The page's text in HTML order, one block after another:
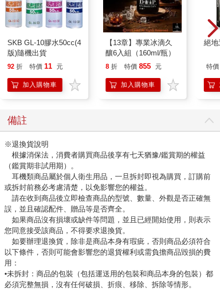
SKB GL-10膠水50cc(4
版)隨機出貨
92 折 特價 11 元
加入購物車
【13章】專業冰滴久
釀6入組（160ml/瓶）
8 折 特價 855 元
加入購物車
絕
特價
備註
※退換貨說明
根據消保法，消費者購買商品後享有七天猶豫/鑑賞期的權益
（鑑賞期非試用期）。
耳機類商品屬於個人衛生用品，一旦拆封即視為購買，訂購前
或拆封前務必考慮清楚，以免影響您的權益。
請在收到商品後立即檢查商品的型號、數量、外觀是否正確無
誤，並且確認配件、贈品等是否齊全。
如果商品沒有損壞或缺件等問題，並且已經開始使用，則表示
您同意接受該商品，不得要求退換貨。
如要辦理退換貨，除非是商品本身有瑕疵，否則商品必須符合
以下條件，否則可能會影響您的退貨權利或需負擔商品毀損的費
用：
•未拆封：商品的包裝（包括運送用的包裝和商品本身的包裝）都
必須完整無損，沒有任何破損、折痕、移除、拆除等情形。